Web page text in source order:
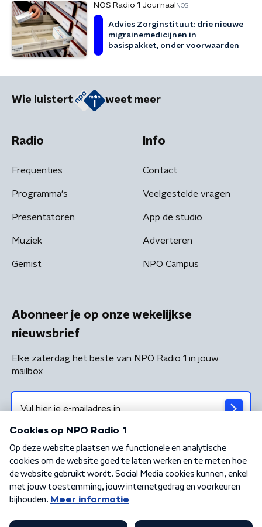
NOS Radio 1 Journaal NOS
Advies Zorginstituut: drie nieuwe
migrainemedicijnen in
basispakket, onder voorwaarden
Wie luistert weet meer
Radio
Frequenties
Programma's
Presentatoren
Muziek
Gemist
Info
Contact
Veelgestelde vragen
App de studio
Adverteren
NPO Campus
Abonneer je op onze wekelijkse
nieuwsbrief
Elke zaterdag het beste van NPO Radio 1 in jouw
mailbox
Algemene voorwaarden